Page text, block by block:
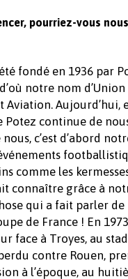
pourriez-vous
fondé en 1936 par
notre nom
Aviation. Aujourd’hui,
Potez continue de
c’est d’abord
comme les
connaître grâce à
qui a fait parler de
de France ! En
face à Troyes, au
contre Rouen,
à l’époque, au